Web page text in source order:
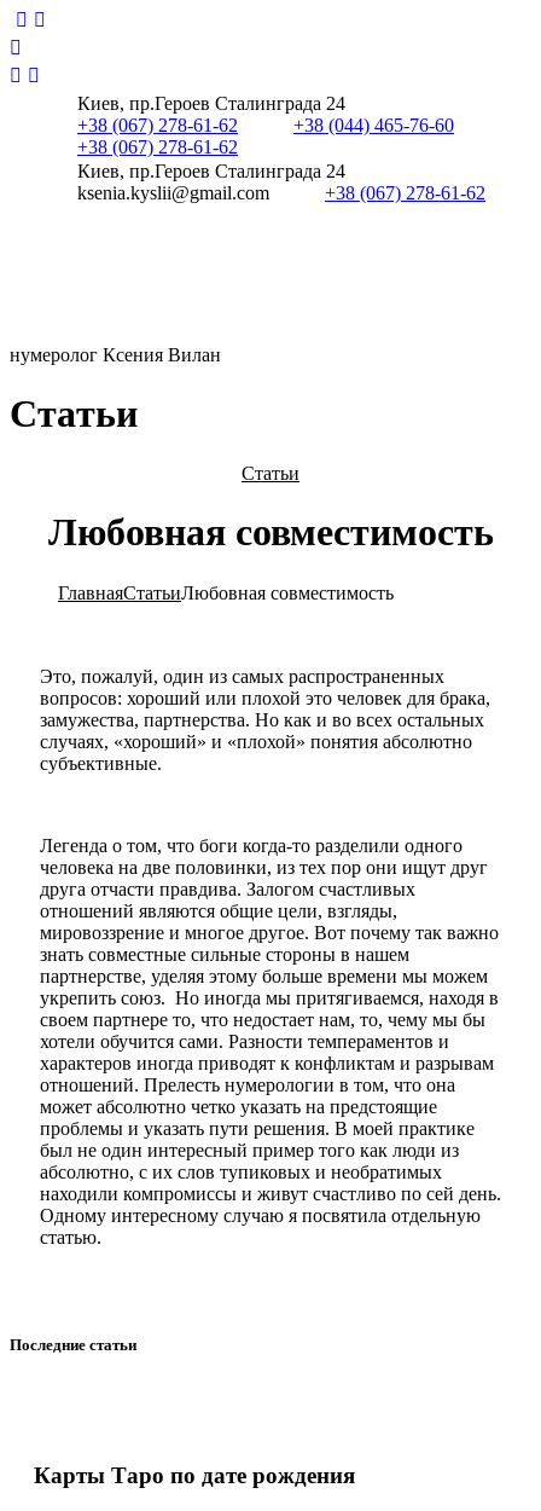
Киев, пр.Героев Сталинграда 24
+38 (067) 278-61-62
+38 (044) 465-76-60
+38 (067) 278-61-62
Киев, пр.Героев Сталинграда 24
ksenia.kyslii@gmail.com
+38 (067) 278-61-62
нумеролог Ксения Вилан
Статьи
Статьи
Любовная совместимость
ГлавнаяСтатьиЛюбовная совместимость
Это, пожалуй, один из самых распространенных
вопросов: хороший или плохой это человек для брака,
замужества, партнерства. Но как и во всех остальных
случаях, «хороший» и «плохой» понятия абсолютно
субъективные.
Легенда о том, что боги когда-то разделили одного
человека на две половинки, из тех пор они ищут друг
друга отчасти правдива. Залогом счастливых
отношений являются общие цели, взгляды,
мировоззрение и многое другое. Вот почему так важно
знать совместные сильные стороны в нашем
партнерстве, уделяя этому больше времени мы можем
укрепить союз. Но иногда мы притягиваемся, находя в
своем партнере то, что недостает нам, то, чему мы бы
хотели обучится сами. Разности темпераментов и
характеров иногда приводят к конфликтам и разрывам
отношений. Прелесть нумерологии в том, что она
может абсолютно четко указать на предстоящие
проблемы и указать пути решения. В моей практике
был не один интересный пример того как люди из
абсолютно, с их слов тупиковых и необратимых
находили компромиссы и живут счастливо по сей день.
Одному интересному случаю я посвятила отдельную
статью.
Последние статьи
Карты Таро по дате рождения